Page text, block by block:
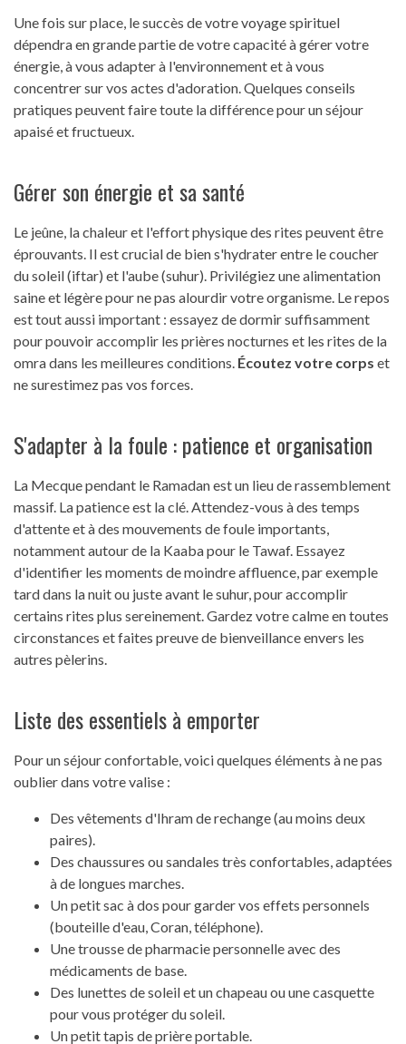
Une fois sur place, le succès de votre voyage spirituel
dépendra en grande partie de votre capacité à gérer votre
énergie, à vous adapter à l'environnement et à vous
concentrer sur vos actes d'adoration. Quelques conseils
pratiques peuvent faire toute la différence pour un séjour
apaisé et fructueux.
Gérer son énergie et sa santé
Le jeûne, la chaleur et l'effort physique des rites peuvent être
éprouvants. Il est crucial de bien s'hydrater entre le coucher
du soleil (iftar) et l'aube (suhur). Privilégiez une alimentation
saine et légère pour ne pas alourdir votre organisme. Le repos
est tout aussi important : essayez de dormir suffisamment
pour pouvoir accomplir les prières nocturnes et les rites de la
omra dans les meilleures conditions. Écoutez votre corps et
ne surestimez pas vos forces.
S'adapter à la foule : patience et organisation
La Mecque pendant le Ramadan est un lieu de rassemblement
massif. La patience est la clé. Attendez-vous à des temps
d'attente et à des mouvements de foule importants,
notamment autour de la Kaaba pour le Tawaf. Essayez
d'identifier les moments de moindre affluence, par exemple
tard dans la nuit ou juste avant le suhur, pour accomplir
certains rites plus sereinement. Gardez votre calme en toutes
circonstances et faites preuve de bienveillance envers les
autres pèlerins.
Liste des essentiels à emporter
Pour un séjour confortable, voici quelques éléments à ne pas
oublier dans votre valise :
Des vêtements d'Ihram de rechange (au moins deux
paires).
Des chaussures ou sandales très confortables, adaptées
à de longues marches.
Un petit sac à dos pour garder vos effets personnels
(bouteille d'eau, Coran, téléphone).
Une trousse de pharmacie personnelle avec des
médicaments de base.
Des lunettes de soleil et un chapeau ou une casquette
pour vous protéger du soleil.
Un petit tapis de prière portable.